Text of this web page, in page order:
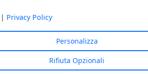
Privacy Policy
Personalizza
Rifiuta Opzionali